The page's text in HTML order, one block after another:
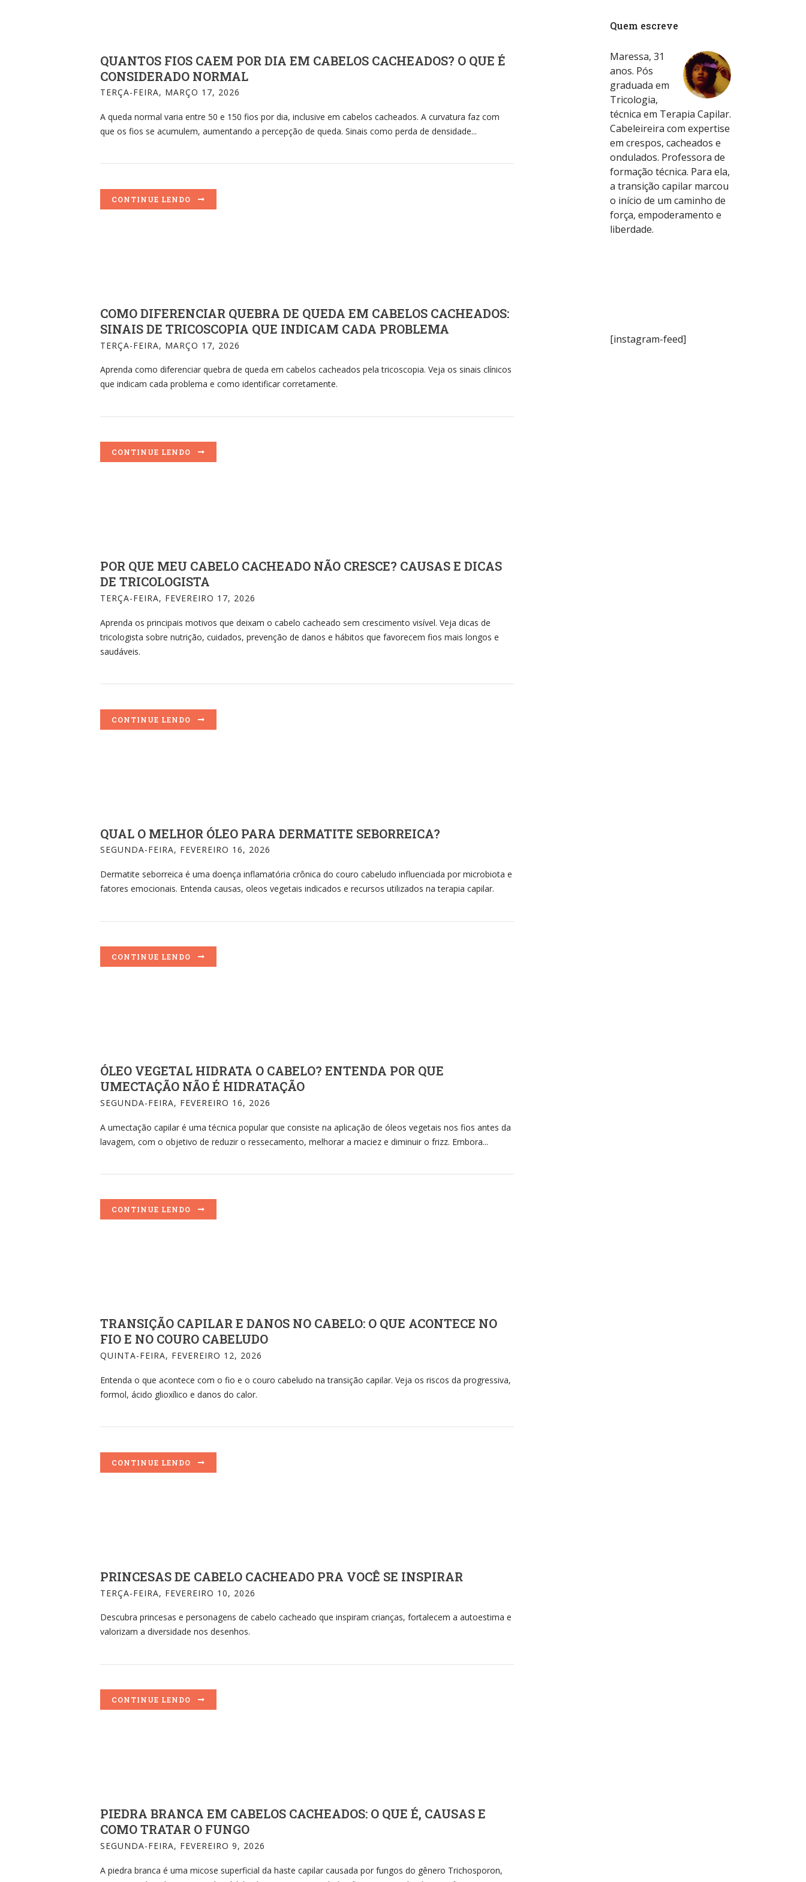
QUANTOS FIOS CAEM POR DIA EM CABELOS CACHEADOS? O QUE É
CONSIDERADO NORMAL
TERÇA-FEIRA, MARÇO 17, 2026
A queda normal varia entre 50 e 150 fios por dia, inclusive em cabelos cacheados. A curvatura faz com
que os fios se acumulem, aumentando a percepção de queda. Sinais como perda de densidade...
CONTINUE LENDO
COMO DIFERENCIAR QUEBRA DE QUEDA EM CABELOS CACHEADOS:
SINAIS DE TRICOSCOPIA QUE INDICAM CADA PROBLEMA
TERÇA-FEIRA, MARÇO 17, 2026
Aprenda como diferenciar quebra de queda em cabelos cacheados pela tricoscopia. Veja os sinais clínicos
que indicam cada problema e como identificar corretamente.
CONTINUE LENDO
POR QUE MEU CABELO CACHEADO NÃO CRESCE? CAUSAS E DICAS
DE TRICOLOGISTA
TERÇA-FEIRA, FEVEREIRO 17, 2026
Aprenda os principais motivos que deixam o cabelo cacheado sem crescimento visível. Veja dicas de
tricologista sobre nutrição, cuidados, prevenção de danos e hábitos que favorecem fios mais longos e
saudáveis.
CONTINUE LENDO
QUAL O MELHOR ÓLEO PARA DERMATITE SEBORREICA?
SEGUNDA-FEIRA, FEVEREIRO 16, 2026
Dermatite seborreica é uma doença inflamatória crônica do couro cabeludo influenciada por microbiota e
fatores emocionais. Entenda causas, oleos vegetais indicados e recursos utilizados na terapia capilar.
CONTINUE LENDO
ÓLEO VEGETAL HIDRATA O CABELO? ENTENDA POR QUE
UMECTAÇÃO NÃO É HIDRATAÇÃO
SEGUNDA-FEIRA, FEVEREIRO 16, 2026
A umectação capilar é uma técnica popular que consiste na aplicação de óleos vegetais nos fios antes da
lavagem, com o objetivo de reduzir o ressecamento, melhorar a maciez e diminuir o frizz. Embora...
CONTINUE LENDO
TRANSIÇÃO CAPILAR E DANOS NO CABELO: O QUE ACONTECE NO
FIO E NO COURO CABELUDO
QUINTA-FEIRA, FEVEREIRO 12, 2026
Entenda o que acontece com o fio e o couro cabeludo na transição capilar. Veja os riscos da progressiva,
formol, ácido glioxílico e danos do calor.
CONTINUE LENDO
PRINCESAS DE CABELO CACHEADO PRA VOCÊ SE INSPIRAR
TERÇA-FEIRA, FEVEREIRO 10, 2026
Descubra princesas e personagens de cabelo cacheado que inspiram crianças, fortalecem a autoestima e
valorizam a diversidade nos desenhos.
CONTINUE LENDO
PIEDRA BRANCA EM CABELOS CACHEADOS: O QUE É, CAUSAS E
COMO TRATAR O FUNGO
SEGUNDA-FEIRA, FEVEREIRO 9, 2026
A piedra branca é uma micose superficial da haste capilar causada por fungos do gênero Trichosporon,
Quem escreve
Maressa, 31
anos. Pós
graduada em
Tricologia,
técnica em Terapia Capilar.
Cabeleireira com expertise
em crespos, cacheados e
ondulados. Professora de
formação técnica. Para ela,
a transição capilar marcou
o início de um caminho de
força, empoderamento e
liberdade.
[instagram-feed]